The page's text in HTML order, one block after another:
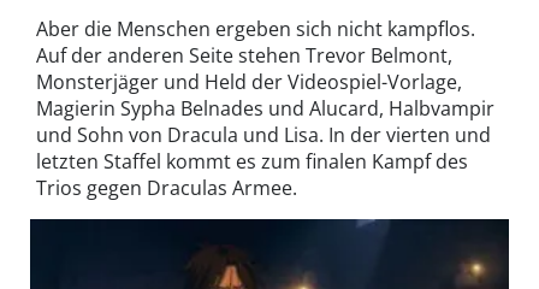
Aber die Menschen ergeben sich nicht kampflos.
Auf der anderen Seite stehen Trevor Belmont,
Monsterjäger und Held der Videospiel-Vorlage,
Magierin Sypha Belnades und Alucard, Halbvampir
und Sohn von Dracula und Lisa. In der vierten und
letzten Staffel kommt es zum finalen Kampf des
Trios gegen Draculas Armee.